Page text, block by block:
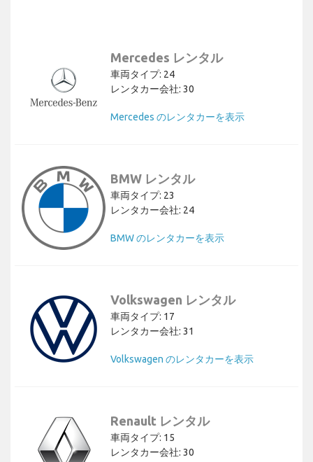
Mercedes レンタル
車両タイプ: 24
レンタカー会社: 30
Mercedes のレンタカーを表示
BMW レンタル
車両タイプ: 23
レンタカー会社: 24
BMW のレンタカーを表示
Volkswagen レンタル
車両タイプ: 17
レンタカー会社: 31
Volkswagen のレンタカーを表示
Renault レンタル
車両タイプ: 15
レンタカー会社: 30